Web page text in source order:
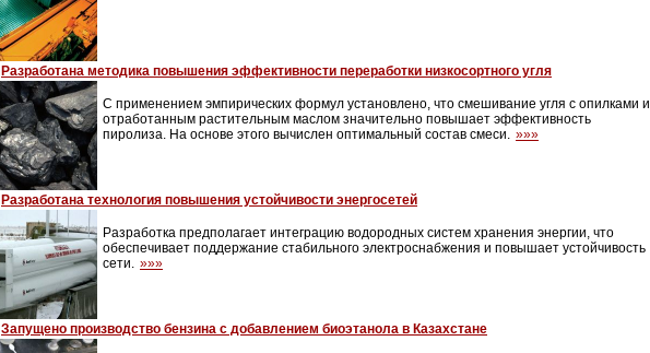
Разработана методика повышения эффективности переработки низкосортного угля
С применением эмпирических формул установлено, что смешивание угля с опилками и
отработанным растительным маслом значительно повышает эффективность
пиролиза. На основе этого вычислен оптимальный состав смеси. »»»
Разработана технология повышения устойчивости энергосетей
Разработка предполагает интеграцию водородных систем хранения энергии, что
обеспечивает поддержание стабильного электроснабжения и повышает устойчивость
сети. »»»
Запущено производство бензина с добавлением биоэтанола в Казахстане